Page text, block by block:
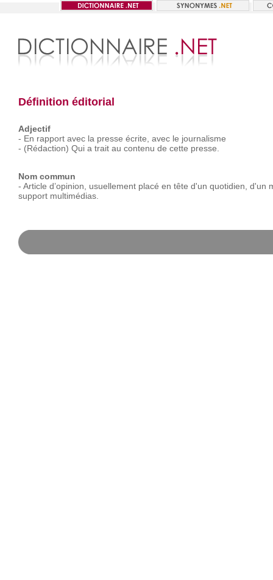
Définition éditorial
Adjectif
- En rapport avec la presse écrite, avec le journalisme
- (Rédaction) Qui a trait au contenu de cette presse.
Nom commun
- Article d’opinion, usuellement placé en tête d'un quotidien, d'un
support multimédias.